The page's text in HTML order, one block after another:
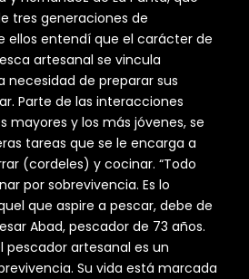
tres generaciones de
ellos entendí que el carácter de
artesanal se vincula
de preparar sus
Parte de las interacciones
mayores y los más jóvenes, se
tareas que se le encarga a
(cordeles) y cocinar. “Todo
por sobrevivencia. Es lo
que aspire a pescar, debe de
Abad, pescador de 73 años.
pescador artesanal es un
Su vida está marcada